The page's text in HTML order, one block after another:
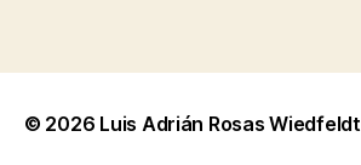
© 2026 Luis Adrián Rosas Wiedfeldt